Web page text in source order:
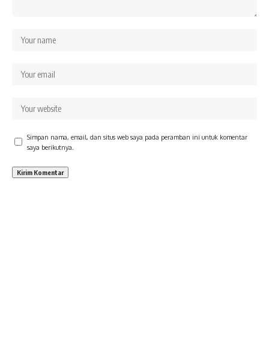
Simpan nama, email, dan situs web saya pada peramban ini untuk komentar
saya berikutnya.